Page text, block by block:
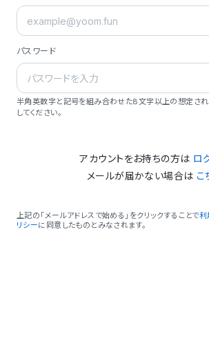
パスワード
半角英数字と記号を組み合わせた8文字以上の想定され
してください。
アカウントをお持ちの方は ロ
メールが届かない場合は こ
上記の「メールアドレスで始める」をクリックすることで利
リシーに同意したものとみなされます。